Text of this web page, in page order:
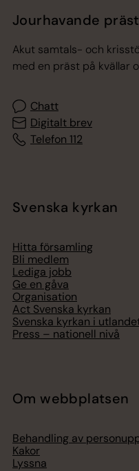
Jourhavande präst
Akut samtals- och
med en präst på kvällar
Chatt
Digitalt brev
Telefon 112
Svenska kyrkan
Hitta församling
Bli medlem
Lediga jobb
Ge en gåva
Organisation
Act Svenska kyrkan
Svenska kyrkan i
Press – nationell nivå
Om webbplatsen
Behandling av
Kakor
Lyssna